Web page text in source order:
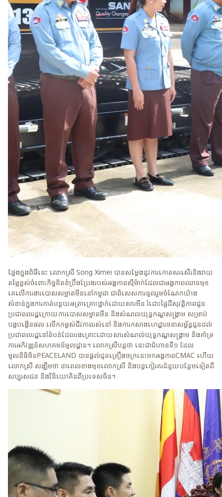
ថ្លែងក្នុងពិធីនេះ លោកស្រី Song Ximei បានសម្តែងនូវការកោតសរសើរនិងវាយ
តម្លៃខ្ពស់ចំពោះកិច្ចខិតខំប្រឹងប្រែងរបស់អង្គភាពស៊ីម៉ាក់ដែលជាអង្គភាពឈានមុខ
គេលើការងារបោសសម្អាតមីននៅកម្ពុជា ជាពិសេសការចូលរួមចំណែកយ៉ាង
សំខាន់ក្នុងការកាត់បន្ថយអត្រាគ្រោះថ្នាក់ដោយសារមីន រំដោះផ្ទៃដីសុវត្ថិភាពជូន
ប្រជាពលរដ្ឋក្រោយការបោសសម្អាតមីន និងសំណលយុទ្ធភណ្ឌសង្គ្រាម សម្រាប់
បង្កបង្កើនផល លើកកម្ពស់ជីវភាពរស់នៅ និងការកសាងហេដ្ឋារចនាសម្ព័ន្ធជូនដល់
ប្រជាពលរដ្ឋនៅតំបន់ដែលរងគ្រោះដោយសារសំណល់យុទ្ធភណ្ឌសង្គ្រាម និងគាំទ្រ
ការអភិវឌ្ឍន៍សហគមន៍មូលដ្ឋាន។ លោកស្រីបន្តថា នេះជាជំហានទី១ ដែល
មូលនិធិចិនPEACELAND បានផ្តល់ជូនគ្រឿងចក្រនេះមកអង្គភាពCMAC ហើយ
លោកស្រី សង្ឃឹមថា នាពេលខាងមុខលោកស្រី និងបន្តកៀរគរជំនួយបន្ថែមទៀតពី
សប្បុរសជន និងវិនិយោគិនពីប្រទេសចិន។